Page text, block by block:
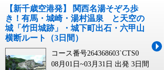
【新千歳空港発】 関西名湯そぞろ歩
き！有馬・城崎・湯村温泉 と天空の
城「竹田城跡」・城下町出石・六甲山
横断ルート（3日間）
コース番号264368603`CTS0
08月01日~03月31日 出発 3日間